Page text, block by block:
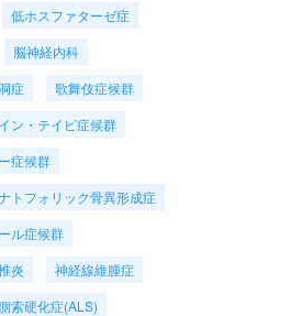
低ホスファターゼ症
脳神経内科
症
歌舞伎症候群
ン・テイビ症候群
症候群
トフォリック骨異形成症
ル症候群
炎
神経線維腫症
索硬化症(ALS)